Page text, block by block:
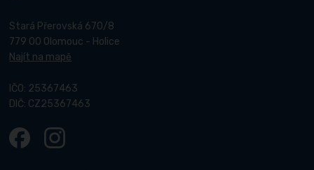
Stará Přerovská 670/8
779 00 Olomouc - Holice
Najít na mapě
IČO: 25367463
DIČ: CZ25367463